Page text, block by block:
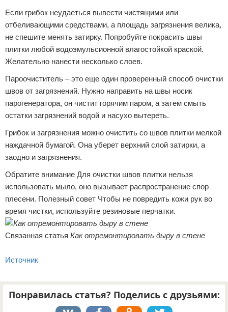
Если грибок неудаеться вывести чистящими или
отбеливающими средствами, а площадь загрязнения велика,
не спешите менять затирку. Попробуйте покрасить швы
плитки любой водоэмульсионной влагостойкой краской.
Желательно нанести несколько слоев.
Пароочиститель – это еще один проверенный способ очистки
швов от загрязнений. Нужно направить на швы носик
парогенератора, он чистит горячим паром, а затем смыть
остатки загрязнений водой и насухо вытереть.
Грибок и загрязнения можно очистить со швов плитки мелкой
наждачной бумагой. Она уберет верхний слой затирки, а
заодно и загрязнения.
Обратите внимание Для очистки швов плитки нельзя
использовать мыло, оно вызывает распространение спор
плесени. Полезный совет Чтобы не повредить кожи рук во
время чистки, используйте резиновые перчатки.
Связанная статья Как отремонтировать дыру в стене
Источник
Понравилась статья? Поделись с друзьями: